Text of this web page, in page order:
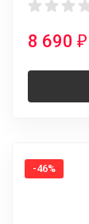
8 690 ₽
-46%